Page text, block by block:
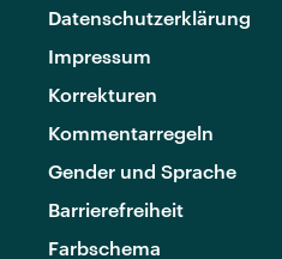
Datenschutzerklärung
Impressum
Korrekturen
Kommentarregeln
Gender und Sprache
Barrierefreiheit
Farbschema